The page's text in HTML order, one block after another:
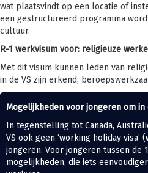
wat plaatsvindt op een locatie of
een gestructureerd programma
cultuur.
R-1 werkvisum voor: religieuze
Met dit visum kunnen leden van
in de VS zijn erkend,
Mogelijkheden voor jongeren om in
In tegenstelling tot Canada,
VS ook geen ‘working holiday visa’
jongeren. Voor jongeren tussen de
mogelijkheden, die iets